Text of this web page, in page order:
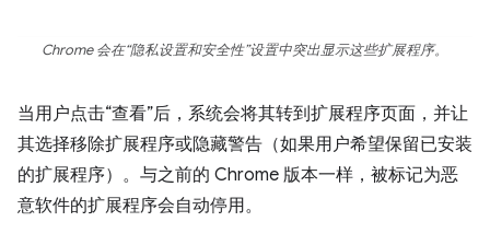
Chrome 会在“隐私设置和安全性”设置中突出显示这些扩展程序。
当用户点击“查看”后，系统会将其转到扩展程序页面，并让
其选择移除扩展程序或隐藏警告（如果用户希望保留已安装
的扩展程序）。与之前的 Chrome 版本一样，被标记为恶
意软件的扩展程序会自动停用。